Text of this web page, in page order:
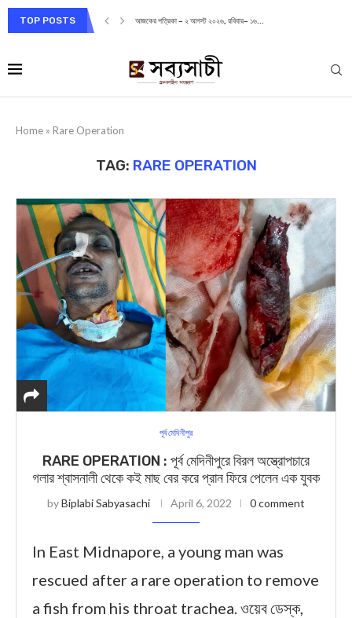
TOP POSTS আজকের পত্রিকা – ২ আগস্ট ২০২৬, রবিবার– ১৬...
Home » Rare Operation
TAG: RARE OPERATION
পূর্ব মেদিনীপুর
RARE OPERATION : পূর্ব মেদিনীপুরে বিরল অস্ত্রোপচারে
গলার শ্বাসনালী থেকে কই মাছ বের করে প্রান ফিরে পেলেন এক যুবক
byBiplabi Sabyasachi April 6, 2022 0 comment
In East Midnapore, a young man was
rescued after a rare operation to remove
a fish from his throat trachea. ওয়েব ডেস্ক,